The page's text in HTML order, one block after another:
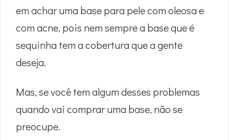
em achar uma base para pele com oleosa e
com acne, pois nem sempre a base que é
sequinha tem a cobertura que a gente
deseja.
Mas, se você tem algum desses problemas
quando vai comprar uma base, não se
preocupe.